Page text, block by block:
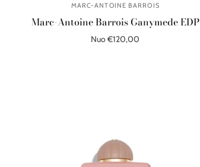
MARC-ANTOINE BARROIS
Marc-Antoine Barrois Ganymede EDP
Nuo €120,00